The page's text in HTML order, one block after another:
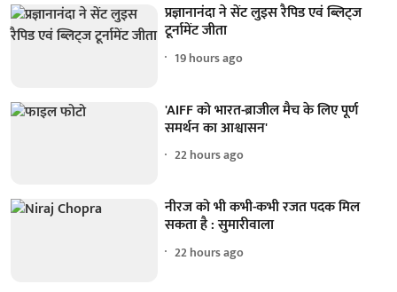
प्रज्ञानानंदा ने सेंट लुइस रैपिड एवं ब्लिट्ज
टूर्नामेंट जीता
19 hours ago
'AIFF को भारत-ब्राजील मैच के लिए पूर्ण
समर्थन का आश्वासन'
22 hours ago
नीरज को भी कभी-कभी रजत पदक मिल
सकता है : सुमारीवाला
22 hours ago